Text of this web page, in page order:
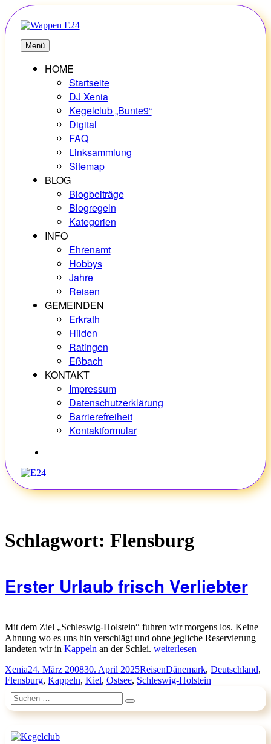
Zum
Inhalt
springen
E24
Erlebnisse – Hobbys – Vielfalt
Menü
HOME
Startseite
DJ Xenia
Kegelclub „Bunte9“
Digital
FAQ
Linksammlung
Sitemap
BLOG
Blogbeiträge
Blogregeln
Kategorien
INFO
Ehrenamt
Hobbys
Jahre
Reisen
GEMEINDEN
Erkrath
Hilden
Ratingen
Eßbach
KONTAKT
Impressum
Datenschutzerklärung
Barrierefreiheit
Kontaktformular
Schlagwort: Flensburg
Erster Urlaub frisch Verliebter
Mit dem Ziel „Schleswig-Holstein“ fuhren wir morgens los. Keine
Ahnung wo es uns hin verschlägt und ohne jegliche Reservierung
landeten wir in Kappeln an der Schlei. „Erster
frisch
Verliebter“
weiterlesen
Autor
XeniaVeröffentlicht
am
24. März 200830. April 2025Kategorien
ReisenSchlagwörter
Dänemark, Deutschland,
Flensburg, Kappeln, Kiel, Ostsee, Schleswig-Holstein
Suchen
nach:
Suchen